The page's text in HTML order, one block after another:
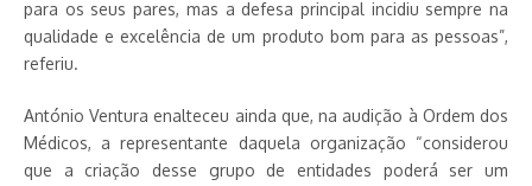
para os seus pares, mas a defesa principal incidiu sempre na
qualidade e excelência de um produto bom para as pessoas”,
referiu.
António Ventura enalteceu ainda que, na audição à Ordem dos
Médicos, a representante daquela organização “considerou
que a criação desse grupo de entidades poderá ser um